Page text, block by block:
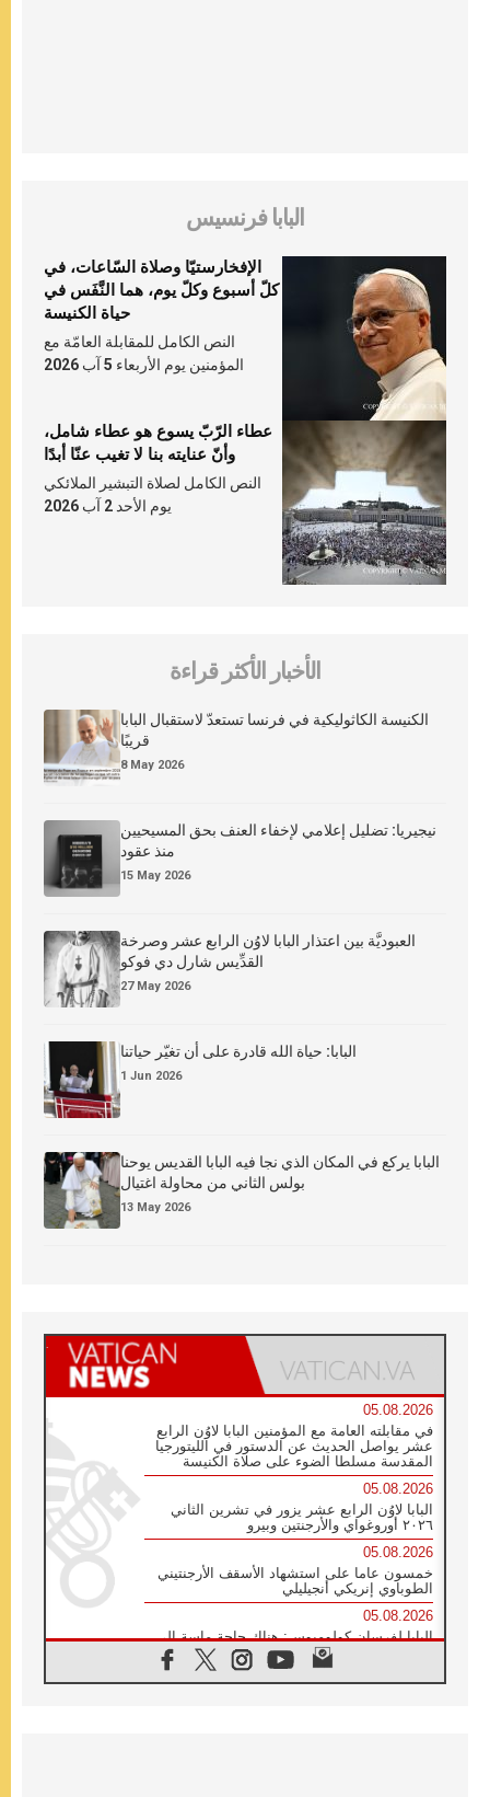
البابا فرنسيس
الإفخارستيّا وصلاة السّاعات، في
كلّ أسبوع وكلّ يوم، هما النَّفَس في
حياة الكنيسة
النص الكامل للمقابلة العامّة مع
المؤمنين يوم الأربعاء 5 آب 2026
عطاء الرّبّ يسوع هو عطاء شامل،
وأنّ عنايته بنا لا تغيب عنّا أبدًا
النص الكامل لصلاة التبشير الملائكي
يوم الأحد 2 آب 2026
الأخبار الأكثر قراءة
الكنيسة الكاثوليكية في فرنسا تستعدّ لاستقبال البابا
قريبًا
8 May 2026
نيجيريا: تضليل إعلامي لإخفاء العنف بحق المسيحيين
منذ عقود
15 May 2026
العبوديَّة بين اعتذار البابا لاوُن الرابع عشر وصرخة
القدِّيس شارل دي فوكو
27 May 2026
البابا: حياة الله قادرة على أن تغيّر حياتنا
1 Jun 2026
البابا يركع في المكان الذي نجا فيه البابا القديس يوحنا
بولس الثاني من محاولة اغتيال
13 May 2026
05.08.2026
في مقابلته العامة مع المؤمنين البابا لاوُن الرابع
عشر يواصل الحديث عن الدستور في الليتورجيا
المقدسة مسلطا الضوء على صلاة الكنيسة
05.08.2026
البابا لاوُن الرابع عشر يزور في تشرين الثاني
٢٠٢٦ أوروغواي والأرجنتين وبيرو
05.08.2026
خمسون عاما على استشهاد الأسقف الأرجنتيني
الطوباوي إنريكي أنجيليلي
05.08.2026
البابا لفرسان كولومبوس: هناك حاجة ماسة إلى
أنبياء تناغم يسعون إلى بناء الجسور
04.08.2026